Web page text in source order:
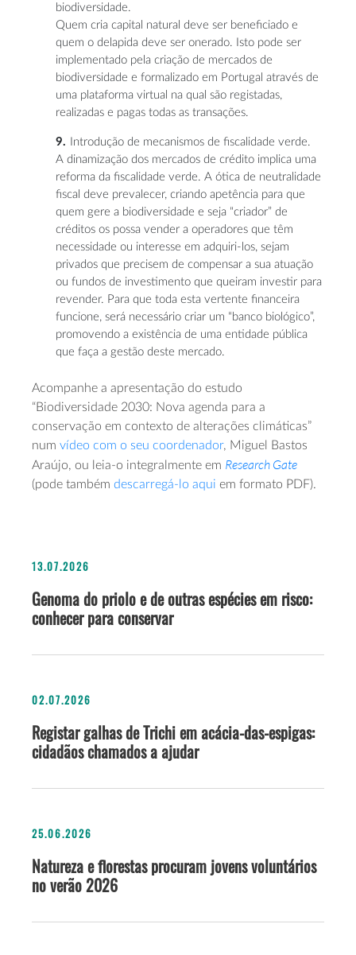
biodiversidade.
Quem cria capital natural deve ser beneficiado e
quem o delapida deve ser onerado. Isto pode ser
implementado pela criação de mercados de
biodiversidade e formalizado em Portugal através de
uma plataforma virtual na qual são registadas,
realizadas e pagas todas as transações.
Introdução de mecanismos de fiscalidade verde.
A dinamização dos mercados de crédito implica uma
reforma da fiscalidade verde. A ótica de neutralidade
fiscal deve prevalecer, criando apetência para que
quem gere a biodiversidade e seja “criador” de
créditos os possa vender a operadores que têm
necessidade ou interesse em adquiri-los, sejam
privados que precisem de compensar a sua atuação
ou fundos de investimento que queiram investir para
revender. Para que toda esta vertente financeira
funcione, será necessário criar um “banco biológico”,
promovendo a existência de uma entidade pública
que faça a gestão deste mercado.
Acompanhe a apresentação do estudo
“Biodiversidade 2030: Nova agenda para a
conservação em contexto de alterações climáticas”
num vídeo com o seu coordenador, Miguel Bastos
Araújo, ou leia-o integralmente em Research Gate
(pode também descarregá-lo aqui em formato PDF).
13.07.2026
Genoma do priolo e de outras espécies em risco:
conhecer para conservar
02.07.2026
Registar galhas de Trichi em acácia-das-espigas:
cidadãos chamados a ajudar
25.06.2026
Natureza e florestas procuram jovens voluntários
no verão 2026